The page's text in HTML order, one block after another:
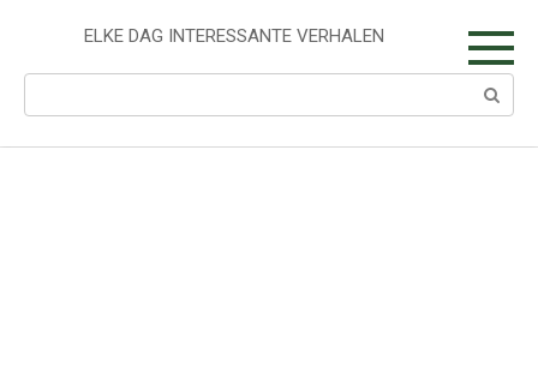
ELKE DAG INTERESSANTE VERHALEN
Search: